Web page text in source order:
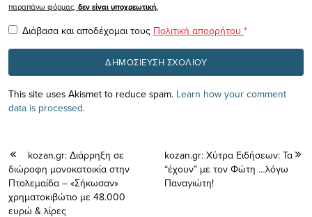
παραπάνω φόρμας, δεν είναι υποχρεωτική.
Διάβασα και αποδέχομαι τους Πολιτική απορρήτου *
This site uses Akismet to reduce spam. Learn how your comment
data is processed.
kozan.gr: Διάρρηξη σε
διώροφη μονοκατοικία στην
Πτολεμαίδα – «Σήκωσαν»
χρηματοκιβώτιο με 48.000
ευρώ & λίρες
kozan.gr: Χύτρα Ειδήσεων: Τα
“έχουν” με τον Φώτη …λόγω
Παναγιώτη!